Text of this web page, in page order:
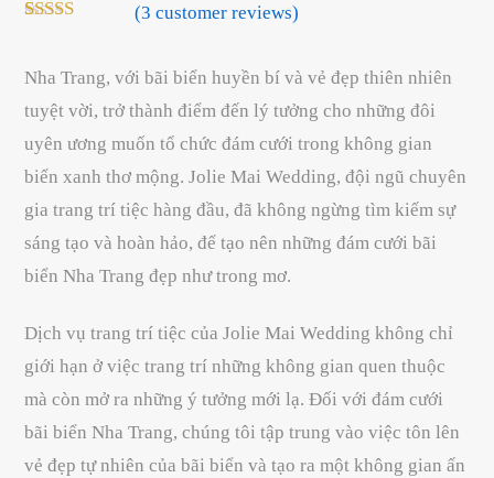
based on
ratings
(3 customer reviews)
Nha Trang, với bãi biển huyền bí và vẻ đẹp thiên nhiên
tuyệt vời, trở thành điểm đến lý tưởng cho những đôi
uyên ương muốn tổ chức đám cưới trong không gian
biển xanh thơ mộng. Jolie Mai Wedding, đội ngũ chuyên
gia trang trí tiệc hàng đầu, đã không ngừng tìm kiếm sự
sáng tạo và hoàn hảo, để tạo nên những đám cưới bãi
biển Nha Trang đẹp như trong mơ.
Dịch vụ trang trí tiệc của Jolie Mai Wedding không chỉ
giới hạn ở việc trang trí những không gian quen thuộc
mà còn mở ra những ý tưởng mới lạ. Đối với đám cưới
bãi biển Nha Trang, chúng tôi tập trung vào việc tôn lên
vẻ đẹp tự nhiên của bãi biển và tạo ra một không gian ấn